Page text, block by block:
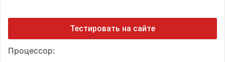
Тестировать на сайте
Процессор: